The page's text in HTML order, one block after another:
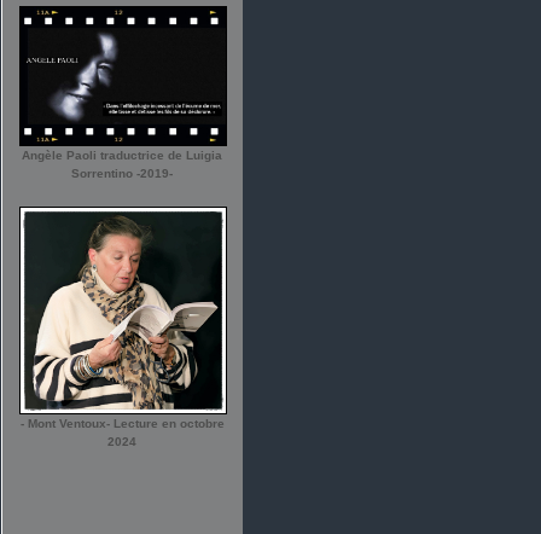
Angèle Paoli traductrice de Luigia
Sorrentino -2019-
- Mont Ventoux- Lecture en octobre
2024